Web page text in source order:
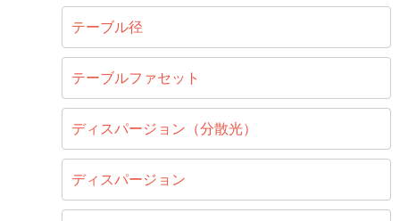
テーブル径
テーブルファセット
ディスパージョン（分散光）
ディスパージョン